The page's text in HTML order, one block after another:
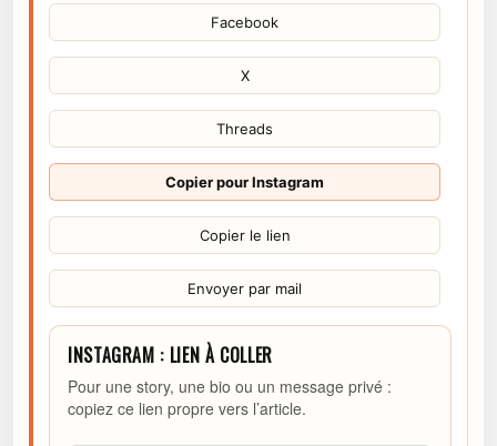
Facebook
X
Threads
Copier pour Instagram
Copier le lien
Envoyer par mail
INSTAGRAM : LIEN À COLLER
Pour une story, une bio ou un message privé :
copiez ce lien propre vers l’article.